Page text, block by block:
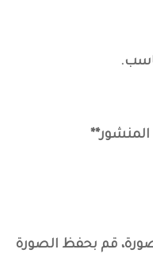
المنشور**
قم بحفظ الصورة